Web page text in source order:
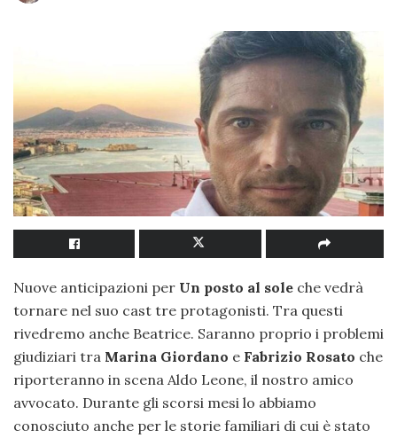
Nuove anticipazioni per Un posto al sole che vedrà
tornare nel suo cast tre protagonisti. Tra questi
rivedremo anche Beatrice. Saranno proprio i problemi
giudiziari tra Marina Giordano e Fabrizio Rosato che
riporteranno in scena Aldo Leone, il nostro amico
avvocato. Durante gli scorsi mesi lo abbiamo
conosciuto anche per le storie familiari di cui è stato